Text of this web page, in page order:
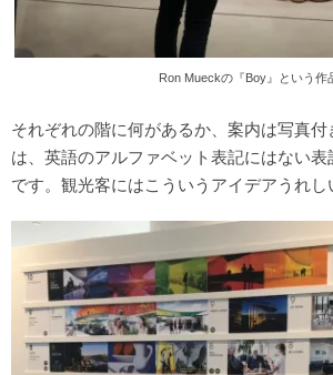
Ron Mueckの『Boy』という作
それぞれの階に何があるか、案内は写真
は、英語のアルファベット表記にはない
です。観光客にはこういうアイデアうれし